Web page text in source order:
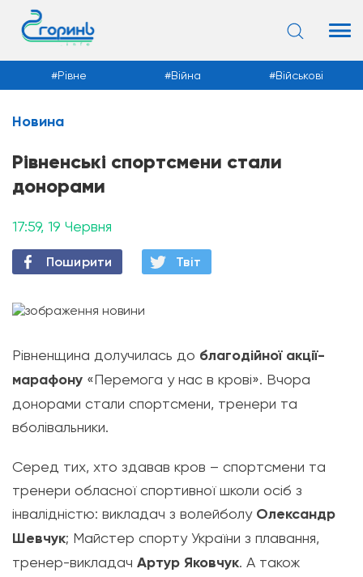
Новини
Рівне Війна Військові
Новина
Рівненські спортсмени стали
донорами
17:59, 19 Червня
Поширити Твiт
Рівненщина долучилась до благодійної акції-
марафону «Перемога у нас в крові». Вчора
донорами стали спортсмени, тренери та
вболівальники.
Серед тих, хто здавав кров – спортсмени та
тренери обласної спортивної школи осіб з
інвалідністю: викладач з волейболу Олександр
Шевчук; Майстер спорту України з плавання,
тренер-викладач Артур Яковчук. А також